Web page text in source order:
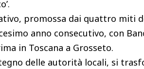
promossa dai quattro miti
anno consecutivo, con
in Toscana a Grosseto.
delle autorità locali, si